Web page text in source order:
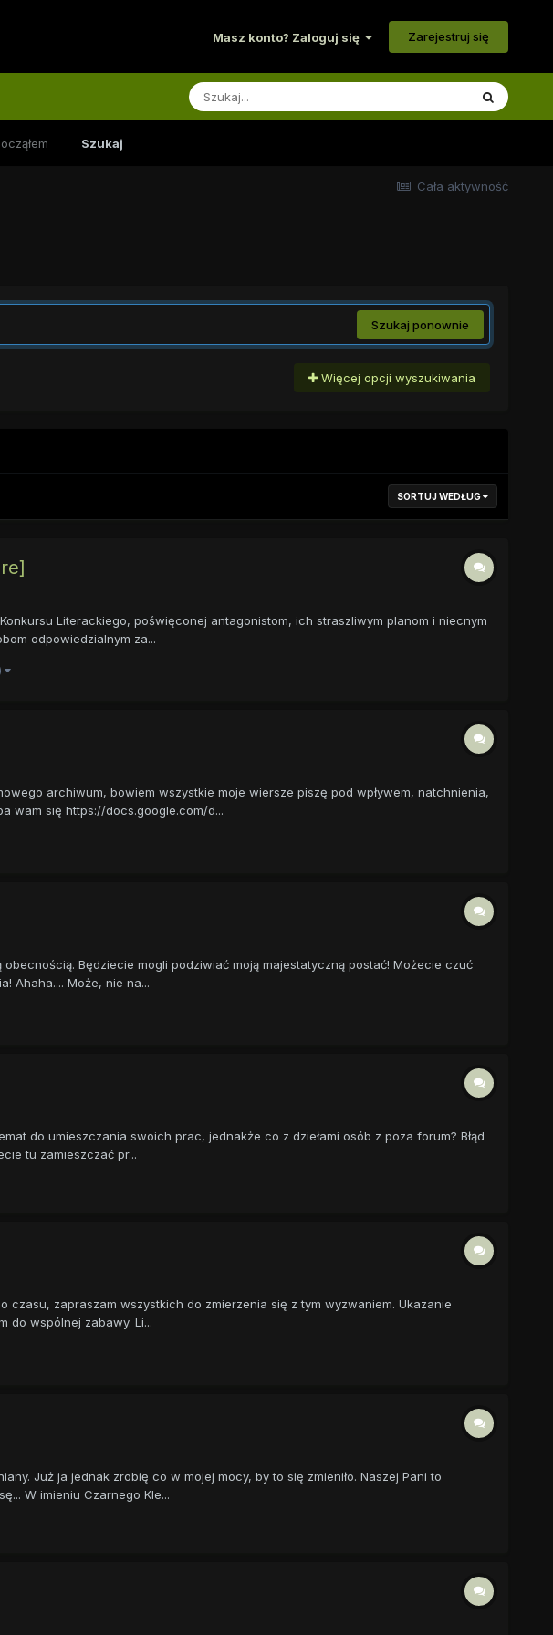
Masz konto? Zaloguj się Zarejestruj się
Szukaj
Cała aktywność
Szukaj ponownie
Więcej opcji wyszukiwania
SORTUJ WEDŁUG
Literackiego, poświęconej antagonistom, ich straszliwym planom i niecnym
odpowiedzialnym za...
archiwum, bowiem wszystkie moje wiersze piszę pod wpływem, natchnienia,
wam się https://docs.google.com/d...
Będziecie mogli podziwiać moją majestatyczną postać! Możecie czuć
Ahaha.... Może, nie na...
do umieszczania swoich prac, jednakże co z dziełami osób z poza forum? Błąd
tu zamieszczać pr...
zapraszam wszystkich do zmierzenia się z tym wyzwaniem. Ukazanie
do wspólnej zabawy. Li...
Już ja jednak zrobię co w mojej mocy, by to się zmieniło. Naszej Pani to
W imieniu Czarnego Kle...